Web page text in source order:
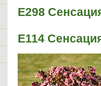
Е298
E114